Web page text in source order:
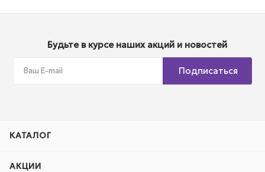
Будьте в курсе наших акций и новостей
Подписаться
КАТАЛОГ
АКЦИИ